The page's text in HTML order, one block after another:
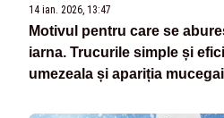
14 ian. 2026, 13:47
Motivul pentru care se
iarna. Trucurile simple și
umezeala și apariția